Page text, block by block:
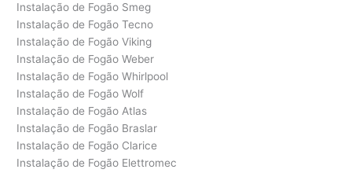
Instalação de Fogão Smeg
Instalação de Fogão Tecno
Instalação de Fogão Viking
Instalação de Fogão Weber
Instalação de Fogão Whirlpool
Instalação de Fogão Wolf
Instalação de Fogão Atlas
Instalação de Fogão Braslar
Instalação de Fogão Clarice
Instalação de Fogão Elettromec